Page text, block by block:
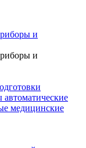
и
и
медицинские